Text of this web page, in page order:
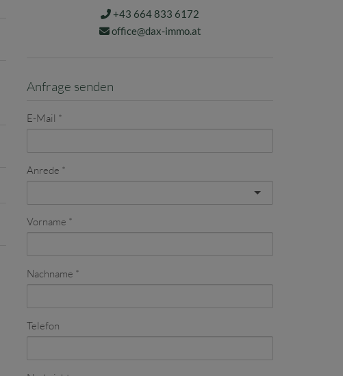
+43 664 833 6172
office@dax-immo.at
Anfrage senden
E-Mail
Anrede
Vorname
Nachname
Telefon